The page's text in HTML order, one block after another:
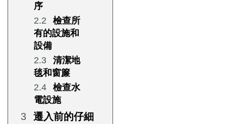
序
檢查所
有的設施和
設備
清潔地
毯和窗簾
檢查水
電設施
遷入前的仔細